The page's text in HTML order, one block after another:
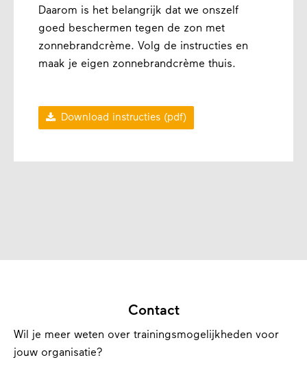
Daarom is het belangrijk dat we onszelf
goed beschermen tegen de zon met
zonnebrandcrème. Volg de instructies en
maak je eigen zonnebrandcrème thuis.
 Download instructies (pdf)
Contact
Wil je meer weten over trainingsmogelijkheden voor
jouw organisatie?